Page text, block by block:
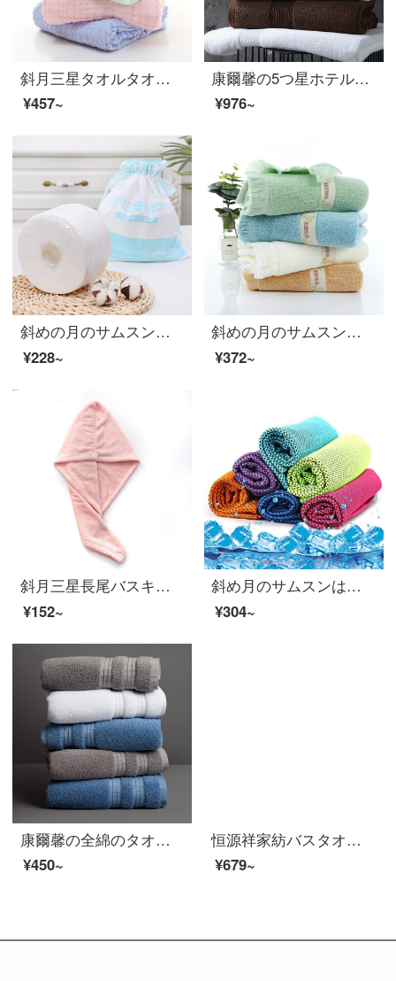
斜月三星タオルタオル純綿乳幼児バスタオル六層ガーゼ綿のしわが大人の男女のベビータオル110*110 cm黄色のバスタオル
¥457~
康爾馨の5つ星ホテルのバスタオルの純綿は厚くて、男女の通用するクリームの黄180*80 cmを吸水します。
¥976~
斜めの月のサムスンの真珠の紋様は顔のタオルの綿の柔らかいタオルを拭いて乾かします両は1回限りで美容して化粧を落として顔のタオルの180 gの綿の柔らかいタオル（60段）の2巻を化粧して詰めます
¥228~
斜めの月のサムスン田園の物語のタオルは心地良くて非常に強いです。家庭用の洗顔タオルは多色で35*75 cm 120 g/本【四つの箱】田園の物語のタオルです。
¥372~
斜月三星長尾バスキャップ珊瑚绒高密包头巾バスタオルヘッドセット長尾乾毛キャップ（肉粉）
¥152~
斜め月のサムスンは色の5本を混ぜて、夏季の冷たいマジックタオルを詰めて旅行します。
¥304~
康爾馨の全綿のタオル日本の輸入の中空の糸の純綿のホルムアルデヒドの吸水するティッシュの超柔らかい成人の顔を洗うタオルの灰色の75*34 cmの120 g
¥450~
恒源祥家紡バスタオルセット厚い全綿A類抗菌ベビーバスタオル吸水通気性大人純綿セットデジタル子供服-白いバスタオル*1
¥679~